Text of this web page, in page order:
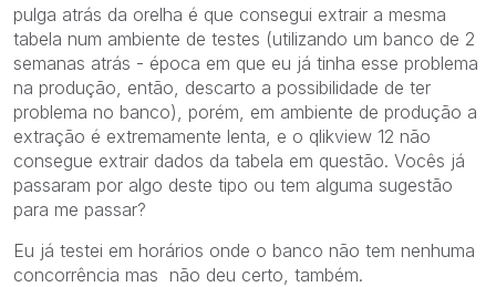
pulga atrás da orelha é que consegui extrair a mesma
tabela num ambiente de testes (utilizando um banco de 2
semanas atrás - época em que eu já tinha esse problema
na produção, então, descarto a possibilidade de ter
problema no banco), porém, em ambiente de produção a
extração é extremamente lenta, e o qlikview 12 não
consegue extrair dados da tabela em questão. Vocês já
passaram por algo deste tipo ou tem alguma sugestão
para me passar?
Eu já testei em horários onde o banco não tem nenhuma
concorrência mas não deu certo, também.